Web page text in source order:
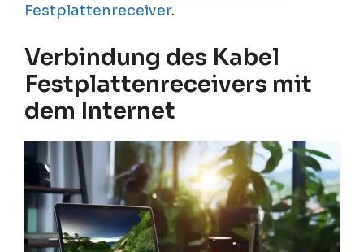
Festplattenreceiver.
Verbindung des Kabel
Festplattenreceivers mit
dem Internet